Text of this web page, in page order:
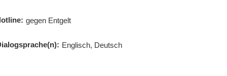
gegen Entgelt
Englisch, Deutsch